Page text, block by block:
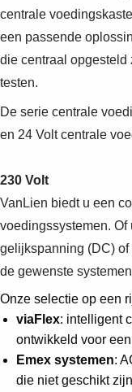
centrale
een passende
die centraal opgesteld
testen.
De serie centrale
en 24 Volt centrale
230 Volt
VanLien biedt u een
voedingssystemen.
gelijkspanning (DC)
de gewenste
Onze selectie op een
viaFlex: intelligent
ontwikkeld voor
Emex systemen:
die niet geschikt